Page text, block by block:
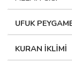
UFUK
KURAN İKLİMİ